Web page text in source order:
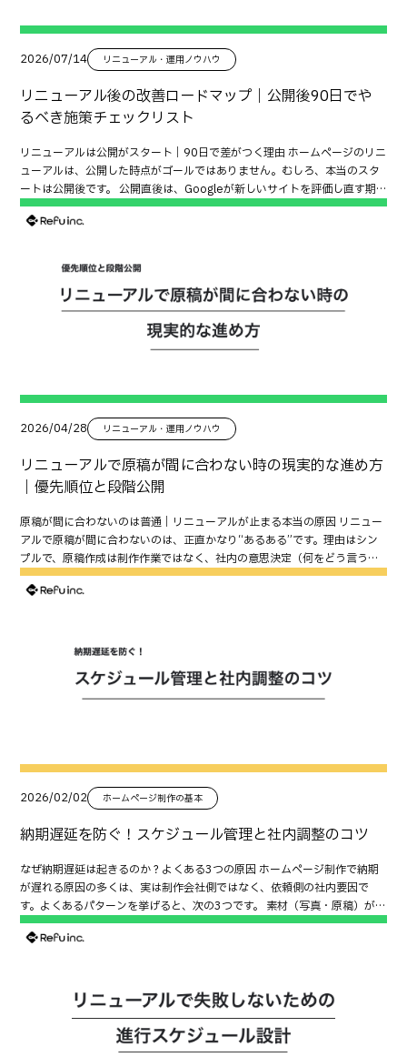
2026/07/14 リニューアル・運用ノウハウ
リニューアル後の改善ロードマップ｜公開後90日でや
るべき施策チェックリスト
リニューアルは公開がスタート｜90日で差がつく理由 ホームページのリニ
ューアルは、公開した時点がゴールではありません。むしろ、本当のスタ
ートは公開後です。 公開直後は、Googleが新しいサイトを評価し直す期
間であり、ユーザーのアクセスデータや行動データも集まり始めます。 こ
の最初の90日間で改善を継続できるかどうかが、その後の検索順位や問い
こそ重要になります。 404エラーやリダイレクト漏れなどの技術的な問題
提にサイトを育てることで、長期的な成果につながります。 まず結論：90
日ロードマップは「計測→SEO→CV→運用拡張」の順で進める 公開後は改善した
いことが多くありますが、優先順位を間違えると効率が下がります。 まず
する この順番で進めることで、無駄なく成果につなげやすくなります。 公
開直後（0〜3日）に必ず確認すること GA4・GTM・広告計測が正しく動
以下です。 GA4のリアルタイムでアクセスが取得できている お問い合わせ
完了などのコンバージョンが計測されている Googleタグマネージャー
（GTM）が公開されている 広告を運用している場合はコンバージョン計測
が正常に動作している 計測が正しくできていない状態では、改善の判断も
誤ってしまいます。 SEOの初期トラブルを確認する 公開直後はSEOに影響
する設定も必ず確認しましょう。 主なチェック項目は次のとおりです。
301リダイレクト漏れがない 旧URLが404エラーになっていない noindex
が誤って設定されていない robots.txtでクロールを制限していない
日）に行うこと Search Consoleでインデックス状況を確認する 公開後1
週間程度はGoogle Search Consoleを確認します。 主に見る項目は次の
う。 対象になりやすいページは次のとおりです。 トップページ サービスペ
ているか どこで離脱しているか CTAがクリックされているか を確認しま
す。 改善候補を書き出す この段階では大きな改修は必要ありません。 例え
ば、 情報が不足している CTAが分かりづらい 不安を解消する情報が足りな
い など、改善点を整理しておきます。 公開後30日までに取り組むこと
CTAと導線を改善する 問い合わせ数を増やすためには、まず導線を改善し
ます。 例えば、 CTAの種類を絞る CTAの配置を見直す CTA付近に料金や事
例、FAQを配置する など、小さな改善でも効果が期待できます。 フォーム
を改善する 入力の負担を減らすことも重要です。 改善例は次のとおりで
ポイントは次のとおりです。 画像の圧縮 不要なJavaScriptの削除 外部ス
2026/04/28 リニューアル・運用ノウハウ
リニューアルで原稿が間に合わない時の現実的な進め方
｜優先順位と段階公開
原稿が間に合わないのは普通｜リニューアルが止まる本当の原因 リニュー
アルで原稿が間に合わないのは、正直かなり“あるある”です。理由はシン
プルで、原稿作成は制作作業ではなく、社内の意思決定（何をどう言う
か）だからです。 担当者が忙しい 情報が社内に散らばっている 言い回しが
決まらずレビューが終わらない 「もっと良くしたい」で無限に膨らむ この
品質・成果の損 原稿が揃わないときにやりがちな判断が「全部完成してか
ら公開しよう」です。しかし、これにはデメリットが大きいです。 公開が
遅れる＝機会損失（問い合わせ・採用・指名検索など） 詰め込みで品質が
落ちる（期限直前に雑な文章になる） 制作側も待ちが増え、手戻りが増え
開」で解決できる 原稿遅れの解決策は、精神論ではなく設計です。ポイン
トは2つだけです。 優先順位を決める（どのページが先か） 段階公開する
（フェーズ分けして公開する） この2つを決めると、原稿が揃っていなく
ても前に進められます。 まず決める：公開優先度の付け方（守るページ／
ージ」を優先します。例） サービスページ 料金（目安） 問い合わせ／無料
相談 採用なら募集要項・エントリー ここが弱いと、リニューアルの目的が
達成できません。 次点：信頼を支えるページ（会社情報・実績・FAQ） 問
い合わせや応募を後押しするのは安心材料です。例） 会社概要／代表挨拶
実績・事例 よくある質問 対応エリア・対応範囲 特にBtoBは「比較」され
お知らせの整理 細分化しすぎた下層ページ ここはフェーズ2〜3で拡充す
れば十分です。 段階公開（フェーズ分け）の具体例｜これなら止まらない
フェーズ1：最低限公開（コアページのみ） まずは「事業に直結する最低
限」を公開します。 トップ サービス 料金（目安でも可） 実績（少数でも
2026/02/02 ホームページ制作の基本
納期遅延を防ぐ！スケジュール管理と社内調整のコツ
なぜ納期遅延は起きるのか？よくある3つの原因 ホームページ制作で納期
が遅れる原因の多くは、実は制作会社側ではなく、依頼側の社内要因で
す。よくあるパターンを挙げると、次の3つです。 素材（写真・原稿）がそ
ろわない 確認・承認のフローに時間がかかる 修正指示が段階的に出る（ま
とめて伝えられない） 制作会社はスケジュール通りに進めようとしても、
内容所要期間（目安）① ヒアリング・構成要件整理・サイトマップ作成約
1〜2週間② デザイン制作トップページ・下層デザイン作成約2〜3週間③
コーディングデザインを実装約2〜3週間④ 確認・修正テストアップ・動作